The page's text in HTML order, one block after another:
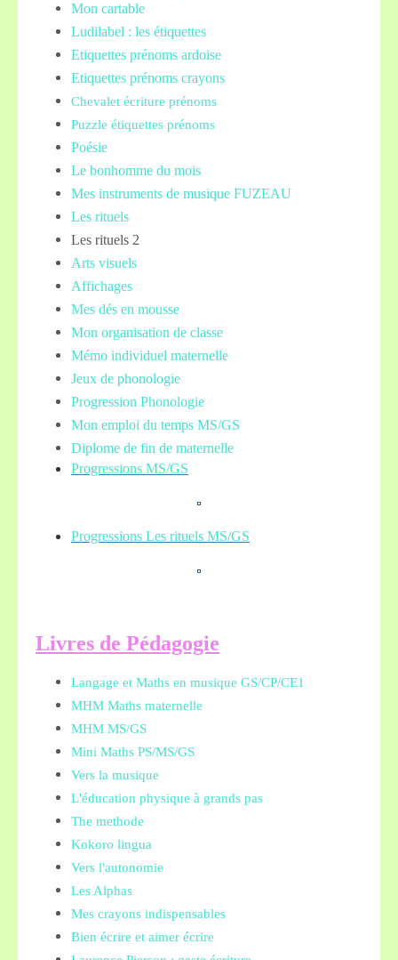
Mon cartable
Ludilabel : les étiquettes
Etiquettes prénoms ardoise
Etiquettes prénoms crayons
Chevalet écriture prénoms
Puzzle étiquettes prénoms
Poésie
Le bonhomme du mois
Mes instruments de musique FUZEAU
Les rituels
Les rituels 2
Arts visuels
Affichages
Mes dés en mousse
Mon organisation de classe
Mémo individuel maternelle
Jeux de phonologie
Progression Phonologie
Mon emploi du temps MS/GS
Diplome de fin de maternelle
Progressions MS/GS
Progressions Les rituels MS/GS
Livres de Pédagogie
Langage et Maths en musique GS/CP/CE1
MHM Maths maternelle
MHM MS/GS
Mini Maths PS/MS/GS
Vers la musique
L'éducation physique à grands pas
The methode
Kokoro lingua
Vers l'autonomie
Les Alphas
Mes crayons indispensables
Bien écrire et aimer écrire